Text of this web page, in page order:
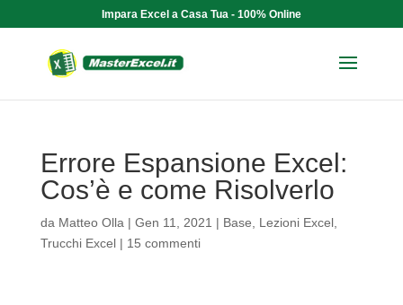
Impara Excel a Casa Tua - 100% Online
Errore Espansione Excel:
Cos’è e come Risolverlo
da Matteo Olla | Gen 11, 2021 | Base Lezioni Excel,
Trucchi Excel| 15 commenti